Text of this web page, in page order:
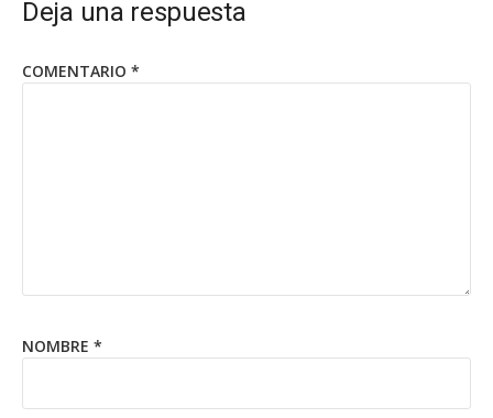
Deja una respuesta
COMENTARIO *
NOMBRE *